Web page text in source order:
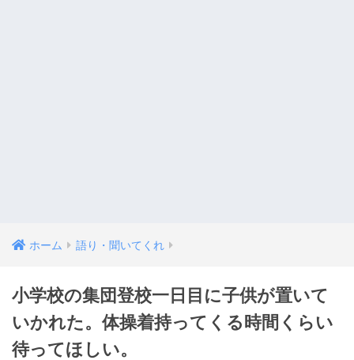
ホーム 語り・聞いてくれ
小学校の集団登校一日目に子供が置いて
いかれた。体操着持ってくる時間くらい
待ってほしい。